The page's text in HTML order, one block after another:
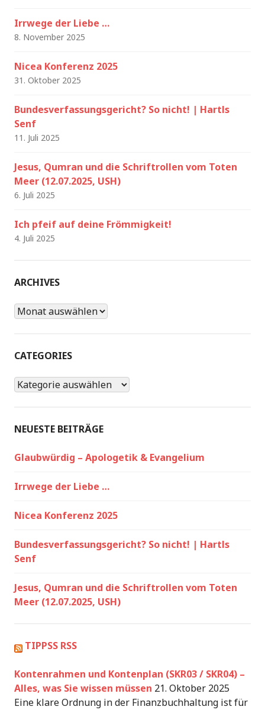
Irrwege der Liebe …
8. November 2025
Nicea Konferenz 2025
31. Oktober 2025
Bundesverfassungsgericht? So nicht! | Hartls
Senf
11. Juli 2025
Jesus, Qumran und die Schriftrollen vom Toten
Meer (12.07.2025, USH)
6. Juli 2025
Ich pfeif auf deine Frömmigkeit!
4. Juli 2025
ARCHIVES
Archives
CATEGORIES
Categories
NEUESTE BEITRÄGE
Glaubwürdig – Apologetik & Evangelium
Irrwege der Liebe …
Nicea Konferenz 2025
Bundesverfassungsgericht? So nicht! | Hartls
Senf
Jesus, Qumran und die Schriftrollen vom Toten
Meer (12.07.2025, USH)
TIPPSS RSS
Kontenrahmen und Kontenplan (SKR03 / SKR04) –
Alles, was Sie wissen müssen 21. Oktober 2025
Eine klare Ordnung in der Finanzbuchhaltung ist für